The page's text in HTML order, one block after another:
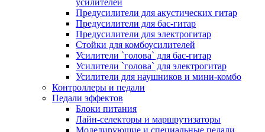
усилителей
Предусилители для акустических гитар
Предусилители для бас-гитар
Предусилители для электрогитар
Стойки для комбоусилителей
Усилители `голова` для бас-гитар
Усилители `голова` для электрогитар
Усилители для наушников и мини-комбо
Контроллеры и педали
Педали эффектов
Блоки питания
Лайн-селекторы и маршрутизаторы
Моделирующие и специальные педали